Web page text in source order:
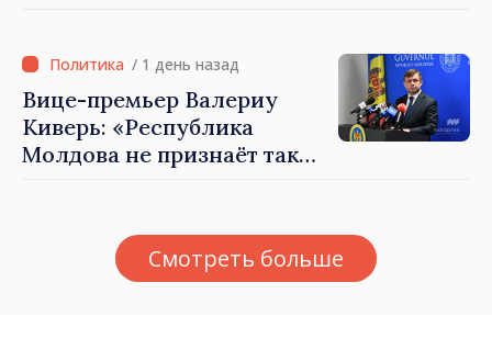
/ 1 день назад
Вице-премьер Валериу
Киверь: «Республика
Молдова не признаёт так
осуществлённые
тираспольскими властями
Смотреть больше